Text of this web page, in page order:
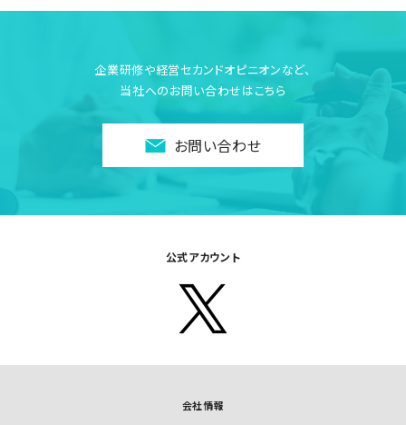
企業研修や経営セカンドオピニオンなど、
当社へのお問い合わせはこちら
お問い合わせ
公式アカウント
会社情報